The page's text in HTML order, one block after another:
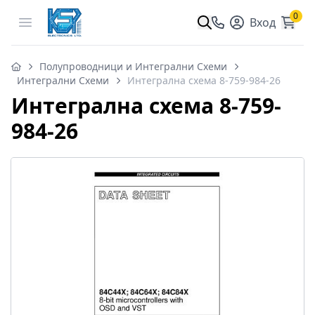
Open menu Вход 0
Полупроводници и Интегрални Схеми
Интегрални Схеми
Интегрална схема 8-759-984-26
Интегрална схема 8-759-
984-26